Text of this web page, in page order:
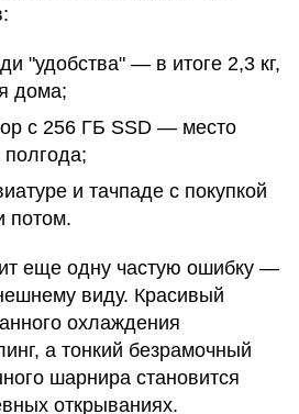
"удобства" — в итоге 2,3 кг,
дома;
с 256 ГБ SSD — место
полгода;
и тачпаде с покупкой
потом.
еще одну частую ошибку —
виду. Красивый
охлаждения
а тонкий безрамочный
шарнира становится
открываниях.